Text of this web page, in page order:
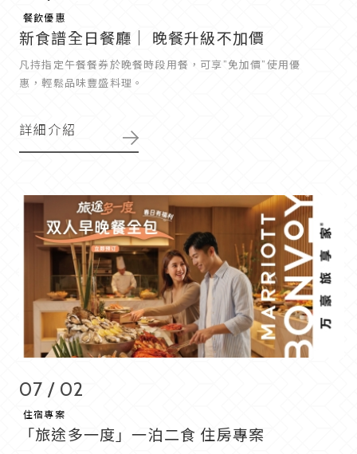
餐飲優惠
新食譜全日餐廳｜ 晚餐升級不加價
凡持指定午餐餐券於晚餐時段用餐，可享”免加價”使用優
惠，輕鬆品味豐盛料理。
詳細介紹
07 / 02
住宿專案
「旅途多一度」一泊二食 住房專案